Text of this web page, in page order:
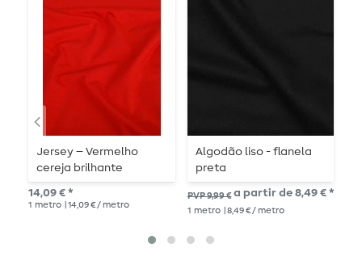
Jersey – Vermelho
cereja brilhante
14,09 € *
1 metro | 14,09 € / metro
Algodão liso - flanela
preta
PVP 9,99 € a partir de 8,49 € *
1 metro | 8,49 € / metro